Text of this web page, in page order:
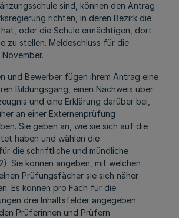
sind, können den Antrag
richten, in deren Bezirk die
oder die Schule ermächtigen, dort
zu stellen. Meldeschluss für die
und Bewerber fügen ihrem Antrag eine
Bildungsgang, einen Nachweis über
und eine Erklärung darüber bei,
an einer Externenprüfung
Sie geben an, wie sie sich auf die
haben und wählen die
die schriftliche und mündliche
Sie können angeben, mit welchen
Prüfungsfächer sie sich näher
Es können pro Fach für die
drei Inhaltsfelder angegeben
Prüferinnen und Prüfern